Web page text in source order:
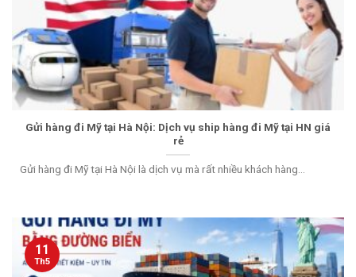
Gửi hàng đi Mỹ tại Hà Nội: Dịch vụ ship hàng đi Mỹ tại HN giá
rẻ
Gửi hàng đi Mỹ tại Hà Nội là dịch vụ mà rất nhiều khách hàng...
11
Th5